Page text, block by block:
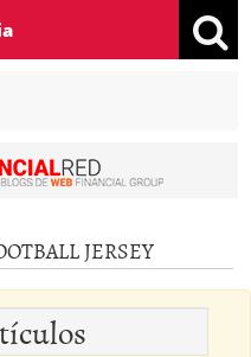
JERSEY